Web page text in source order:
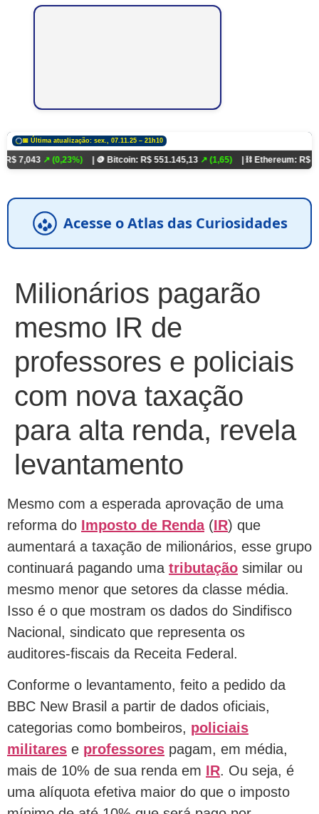
📅 Última atualização: sex., 07.11.25 – 21h10
| 🪙 Bitcoin: R$ 551.145,13↗ (1,65) | ⛓️ Ethereum: R$ 18.321,93↗
Acesse o Atlas das Curiosidades
Milionários pagarão
mesmo IR de
professores e policiais
com nova taxação
para alta renda, revela
levantamento
Mesmo com a esperada aprovação de uma
reforma do Imposto de Renda(IR) que
aumentará a taxação de milionários, esse grupo
continuará pagando uma tributação similar ou
mesmo menor que setores da classe média.
Isso é o que mostram os dados do Sindifisco
Nacional, sindicato que representa os
auditores-fiscais da Receita Federal.
Conforme o levantamento, feito a pedido da
BBC New Brasil a partir de dados oficiais,
categorias como bombeiros, policiais
militares e professores pagam, em média,
mais de 10% de sua renda em IR. Ou seja, é
uma alíquota efetiva maior do que o imposto